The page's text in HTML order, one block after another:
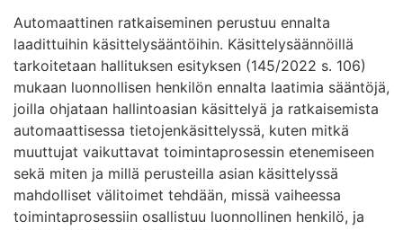
Automaattinen ratkaiseminen perustuu ennalta
laadittuihin käsittelysääntöihin. Käsittelysäännöillä
tarkoitetaan hallituksen esityksen (145/2022 s. 106)
mukaan luonnollisen henkilön ennalta laatimia sääntöjä,
joilla ohjataan hallintoasian käsittelyä ja ratkaisemista
automaattisessa tietojenkäsittelyssä, kuten mitkä
muuttujat vaikuttavat toimintaprosessin etenemiseen
sekä miten ja millä perusteilla asian käsittelyssä
mahdolliset välitoimet tehdään, missä vaiheessa
toimintaprosessiin osallistuu luonnollinen henkilö, ja